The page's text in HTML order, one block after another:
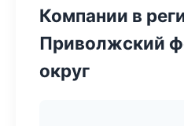
Компании в
Приволжский
округ